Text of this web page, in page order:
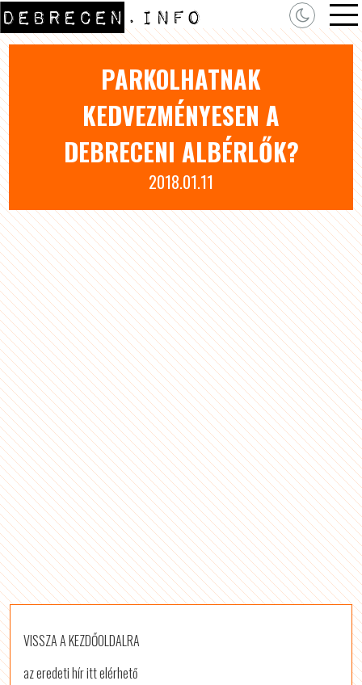
PARKOLHATNAK
KEDVEZMÉNYESEN A
DEBRECENI ALBÉRLŐK?
2018.01.11
VISSZA A KEZDŐOLDALRA
az eredeti hír itt elérhető